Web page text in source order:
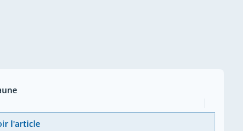
l'article